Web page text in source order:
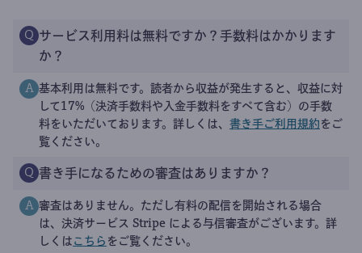
Q サービス利用料は無料ですか？手数料はかかります
か？
A 基本利用は無料です。読者から収益が発生すると、収益に対
して17%（決済手数料や入金手数料をすべて含む）の手数
料をいただいております。詳しくは、 書き手ご利用規約 をご
覧ください。
Q 書き手になるための審査はありますか？
A 審査はありません。ただし有料の配信を開始される場合
は、決済サービス Stripe による与信審査がございます。詳
しくは こちら をご覧ください。